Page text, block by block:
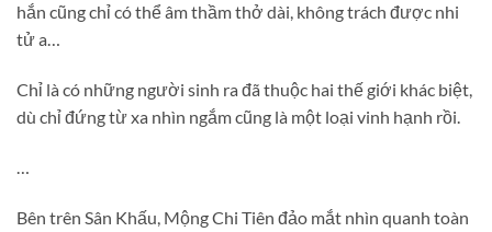
hắn cũng chỉ có thể âm thầm thở dài, không trách được nhi
tử a…
Chỉ là có những người sinh ra đã thuộc hai thế giới khác biệt,
dù chỉ đứng từ xa nhìn ngắm cũng là một loại vinh hạnh rồi.
Bên trên Sân Khấu, Mộng Chi Tiên đảo mắt nhìn quanh toàn